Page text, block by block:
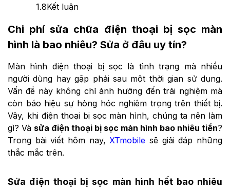
1.8Kết luận
Chi phí sửa chữa điện thoại bị sọc màn
hình là bao nhiêu? Sửa ở đâu uy tín?
Màn hình điện thoại bị sọc là tình trạng mà nhiều
người dùng hay gặp phải sau một thời gian sử dụng.
Vấn đề này không chỉ ảnh hưởng đến trải nghiệm mà
còn báo hiệu sự hỏng hóc nghiêm trọng trên thiết bị.
Vậy, khi điện thoại bị sọc màn hình, chúng ta nên làm
gì? Và sửa điện thoại bị sọc màn hình bao nhiêu tiền?
Trong bài viết hôm nay, XTmobile sẽ giải đáp những
thắc mắc trên.
Sửa điện thoại bị sọc màn hình hết bao nhiêu